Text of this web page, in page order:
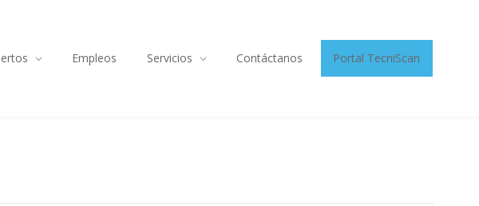
Empleos Servicios Contáctanos Portal TecniScan